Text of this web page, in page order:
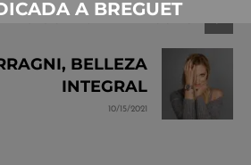
SIGUIENTE ARTÍCULO
BELLEZA
INTEGRAL
10/15/2021
A BREGUET